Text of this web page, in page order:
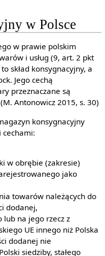
w Polsce
w prawie polskim
i usług (9, art. 2 pkt
skład konsygnacyjny, a
Jego cechą
przeznaczane są
Antonowicz 2015, s. 30)
konsygnacyjny
w obrębie (zakresie)
jako
towarów należących do
dodanej,
lub na jego rzecz z
UE innego niż Polska
dodanej nie
siedziby, stałego